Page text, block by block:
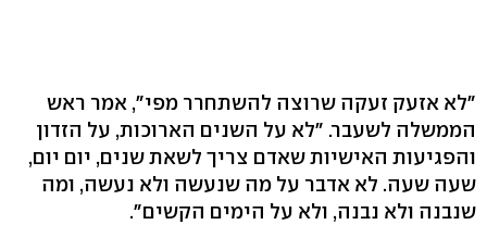
"לא אזעק זעקה שרוצה להשתחרר מפי", אמר ראש
הממשלה לשעבר. "לא על השנים הארוכות, על הזדון
והפגיעות האישיות שאדם צריך לשאת שנים, יום יום,
שעה שעה. לא אדבר על מה שנעשה ולא נעשה, ומה
שנבנה ולא נבנה, ולא על הימים הקשים".